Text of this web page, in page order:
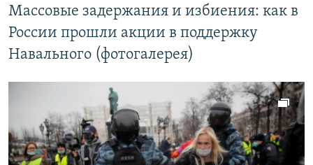
Массовые задержания и избиения: как в
России прошли акции в поддержку
Навального (фотогалерея)